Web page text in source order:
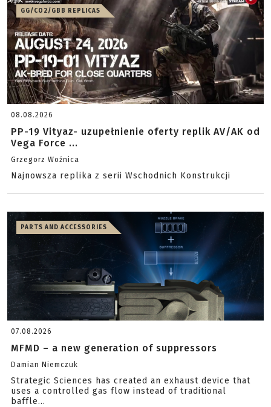
GG/CO2/GBB REPLICAS
08.08.2026
PP-19 Vityaz- uzupełnienie oferty replik AV/AK od
Vega Force ...
Grzegorz Woźnica
Najnowsza replika z serii Wschodnich Konstrukcji
PARTS AND ACCESSORIES
07.08.2026
MFMD – a new generation of suppressors
Damian Niemczuk
Strategic Sciences has created an exhaust device that
uses a controlled gas flow instead of traditional
baffle...